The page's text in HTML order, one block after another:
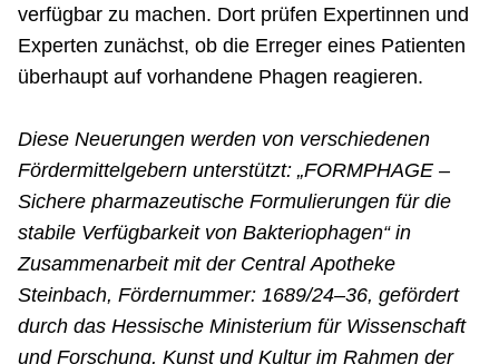
verfügbar zu machen. Dort prüfen Expertinnen und
Experten zunächst, ob die Erreger eines Patienten
überhaupt auf vorhandene Phagen reagieren.
Diese Neuerungen werden von verschiedenen
Fördermittelgebern unterstützt: „FORMPHAGE –
Sichere pharmazeutische Formulierungen für die
stabile Verfügbarkeit von Bakteriophagen“ in
Zusammenarbeit mit der Central Apotheke
Steinbach, Fördernummer: 1689/24–36, gefördert
durch das Hessische Ministerium für Wissenschaft
und Forschung, Kunst und Kultur im Rahmen der